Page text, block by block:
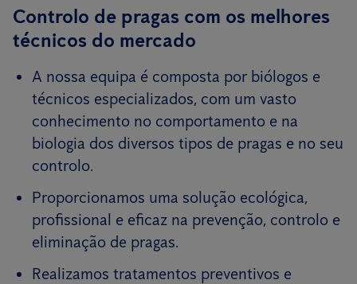
Controlo de pragas com os melhores
técnicos do mercado
A nossa equipa é composta por biólogos e
técnicos especializados, com um vasto
conhecimento no comportamento e na
biologia dos diversos tipos de pragas e no seu
controlo.
Proporcionamos uma solução ecológica,
profissional e eficaz na prevenção, controlo e
eliminação de pragas.
Realizamos tratamentos preventivos e